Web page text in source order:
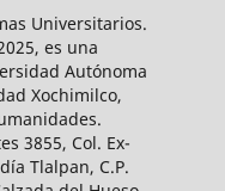
Universitarios.
es una
Autónoma
Xochimilco,
3855, Col. Ex-
Tlalpan, C.P.